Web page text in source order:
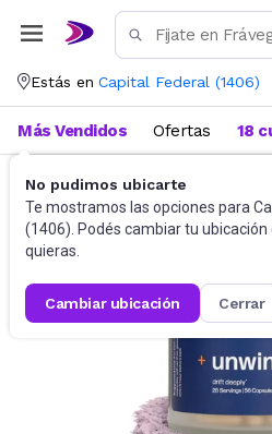
Estás en Capital Federal (1406)
No pudimos ubicarte
Te mostramos las opciones para
(1406). Podés cambiar tu ubicación
quieras.
cambiar ubicación cerrar
Más Vendidos Ofertas 18
Suplementos Suplementos